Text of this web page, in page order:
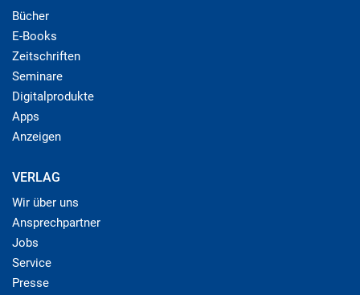
Bücher
E-Books
Zeitschriften
Seminare
Digitalprodukte
Apps
Anzeigen
VERLAG
Wir über uns
Ansprechpartner
Jobs
Service
Presse